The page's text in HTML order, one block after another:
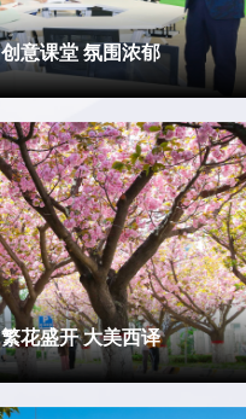
创意课堂 氛围浓郁
繁花盛开 大美西译